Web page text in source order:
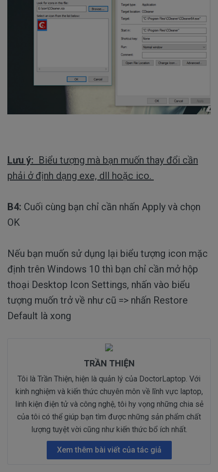
Lưu ý: Biểu tượng mà bạn muốn thay đổi cần
phải ở định dạng exe, dll hoặc ico.
B4: Cuối cùng bạn chỉ cần nhấn Apply và chọn
OK
Nếu bạn muốn sử dụng lại biểu tượng icon mặc
định trên Windows 10 thì bạn chỉ cần mở hộp
thoại Desktop Icon Settings, nhấn vào biểu
tượng muốn trở về như cũ => nhấn Restore
Default là xong
TRẦN THIỆN
Tôi là Trần Thiện, hiện là quản lý của DoctorLaptop. Với
kinh nghiệm và kiến thức chuyên môn về lĩnh vực laptop,
linh kiện điện tử và công nghệ, tôi hy vọng những chia sẻ
của tôi có thể giúp bạn tìm được những sản phẩm chất
lượng tuyệt vời cũng như kiến thức bổ ích nhất.
Xem thêm bài viết của tác giả